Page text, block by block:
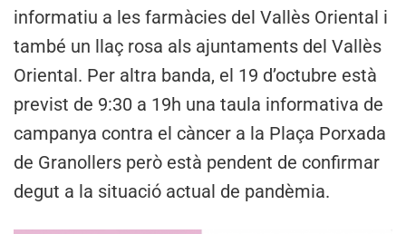
informatiu a les farmàcies del Vallès Oriental i
també un llaç rosa als ajuntaments del Vallès
Oriental. Per altra banda, el 19 d’octubre està
previst de 9:30 a 19h una taula informativa de
campanya contra el càncer a la Plaça Porxada
de Granollers però està pendent de confirmar
degut a la situació actual de pandèmia.